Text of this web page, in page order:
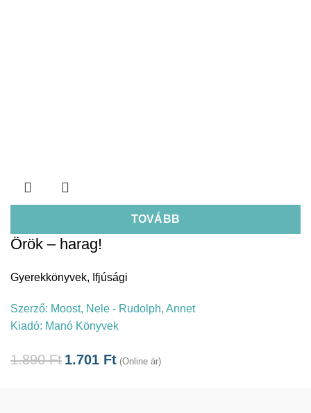
TOVÁBB
Örök – harag!
Gyerekkönyvek, Ifjúsági
Szerző: Moost, Nele - Rudolph, Annet
Kiadó: Manó Könyvek
1.890Ft 1.701 Ft (Online ár)